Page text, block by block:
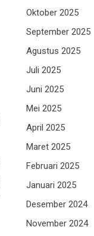
Oktober 2025
September 2025
Agustus 2025
Juli 2025
Juni 2025
Mei 2025
April 2025
Maret 2025
Februari 2025
Januari 2025
Desember 2024
November 2024